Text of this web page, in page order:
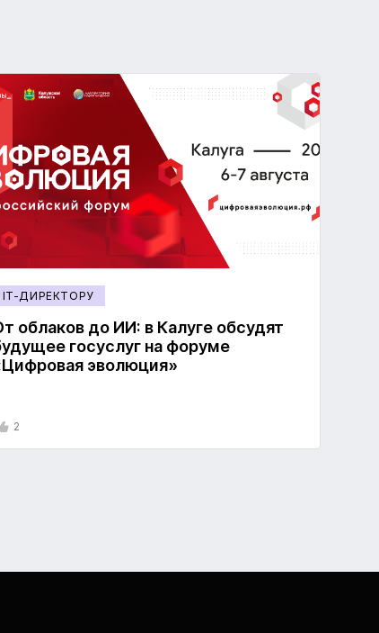
IT-ДИРЕКТОРУ
облаков до ИИ: в Калуге обсудят
госуслуг на форуме
эволюция»
2